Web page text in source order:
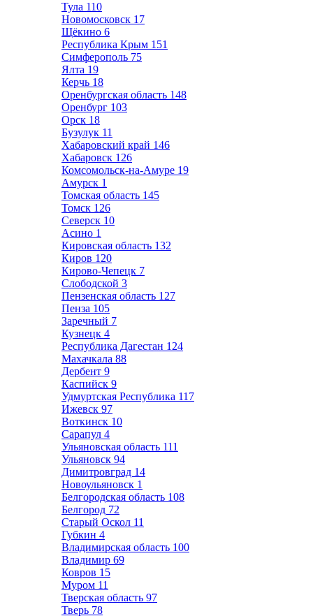
Тула 110
Новомосковск 17
Щёкино 6
Республика Крым 151
Симферополь 75
Ялта 19
Керчь 18
Оренбургская область 148
Оренбург 103
Орск 18
Бузулук 11
Хабаровский край 146
Хабаровск 126
Комсомольск-на-Амуре 19
Амурск 1
Томская область 145
Томск 126
Северск 10
Асино 1
Кировская область 132
Киров 120
Кирово-Чепецк 7
Слободской 3
Пензенская область 127
Пенза 105
Заречный 7
Кузнецк 4
Республика Дагестан 124
Махачкала 88
Дербент 9
Каспийск 9
Удмуртская Республика 117
Ижевск 97
Воткинск 10
Сарапул 4
Ульяновская область 111
Ульяновск 94
Димитровград 14
Новоульяновск 1
Белгородская область 108
Белгород 72
Старый Оскол 11
Губкин 4
Владимирская область 100
Владимир 69
Ковров 15
Муром 11
Тверская область 97
Тверь 78